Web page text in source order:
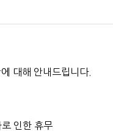
대해 안내드립니다.
인한 휴무